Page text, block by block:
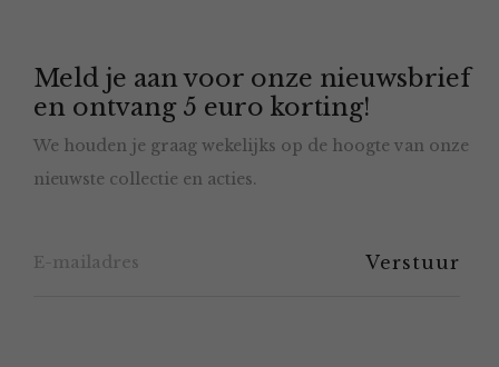
Meld je aan voor onze nieuwsbrief
en ontvang 5 euro korting!
We houden je graag wekelijks op de hoogte van onze
nieuwste collectie en acties.